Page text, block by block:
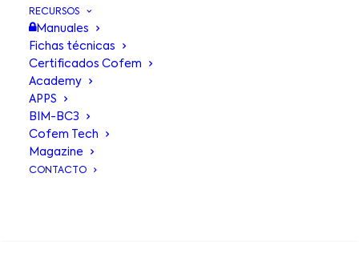
RECURSOS
Manuales
Fichas técnicas
Certificados Cofem
Academy
APPS
BIM-BC3
Cofem Tech
Magazine
CONTACTO
Sensor de
incendios